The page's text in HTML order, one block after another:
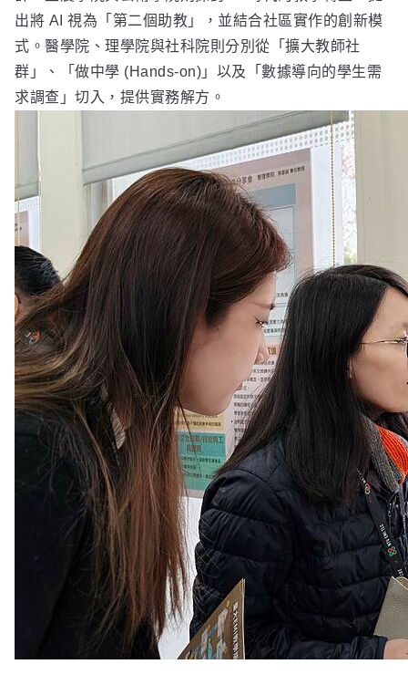
出將 AI 視為「第二個助教」，並結合社區實作的創新模
式。醫學院、理學院與社科院則分別從「擴大教師社
群」、「做中學 (Hands-on)」以及「數據導向的學生需
求調查」切入，提供實務解方。